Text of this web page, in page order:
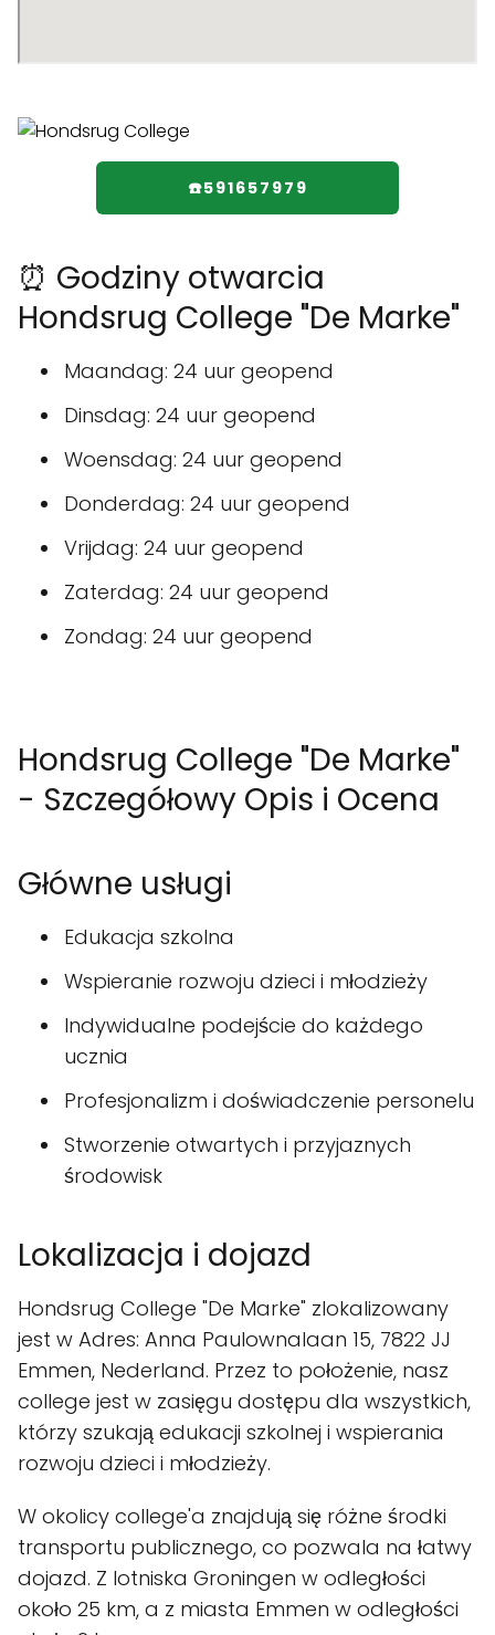
☎️591657979
⏰ Godziny otwarcia
Hondsrug College "De Marke"
Maandag: 24 uur geopend
Dinsdag: 24 uur geopend
Woensdag: 24 uur geopend
Donderdag: 24 uur geopend
Vrijdag: 24 uur geopend
Zaterdag: 24 uur geopend
Zondag: 24 uur geopend
Hondsrug College "De Marke"
- Szczegółowy Opis i Ocena
Główne usługi
Edukacja szkolna
Wspieranie rozwoju dzieci i młodzieży
Indywidualne podejście do każdego
ucznia
Profesjonalizm i doświadczenie personelu
Stworzenie otwartych i przyjaznych
środowisk
Lokalizacja i dojazd
Hondsrug College "De Marke" zlokalizowany
jest w Adres: Anna Paulownalaan 15, 7822 JJ
Emmen, Nederland. Przez to położenie, nasz
college jest w zasięgu dostępu dla wszystkich,
którzy szukają edukacji szkolnej i wspierania
rozwoju dzieci i młodzieży.
W okolicy college'a znajdują się różne środki
transportu publicznego, co pozwala na łatwy
dojazd. Z lotniska Groningen w odległości
około 25 km, a z miasta Emmen w odległości